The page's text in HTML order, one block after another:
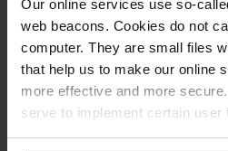
Our online services use so-
web beacons. Cookies do not
computer. They are small files
that help us to make our online
more effective and more
serve to implement certain user
Brick slips, Om oss
I wienerbergers nya
visas bland annat
skiffer – en tegelvärld för
entreprenörer. Läs mer
Läs mera